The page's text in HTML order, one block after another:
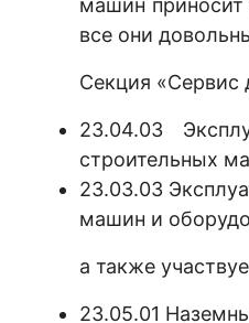
машин приносит
все они
Секция «Сервис
23.04.03
строительных
23.03.03
машин и
а также
23.05.01